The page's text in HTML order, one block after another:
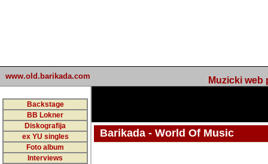
www.old.barikada.com Muzicki web
Backstage
BB Lokner
Diskografija
ex YU singles
Foto album
Interviews
Barikada - World Of Music